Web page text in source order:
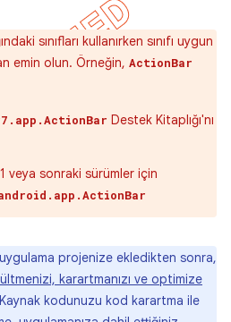
sınıfları kullanırken sınıfı uygun
emin olun. Örneğin, ActionBar
Destek Kitaplığı'nı
veya sonraki sürümler için
uygulama projenize ekledikten sonra,
karartmanızı ve optimize
kodunuzu kod karartma ile